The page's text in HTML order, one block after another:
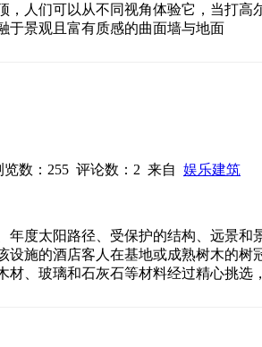
，人们可以从不同视角体验它，当打
于景观且富有质感的曲面墙与地面
览数：255 评论数：2 来自 娱乐建筑
年度太阳路径、受保护的结构、远景
设施的酒店客人在基地或成熟树木的
材、玻璃和石灰石等材料经过精心挑选